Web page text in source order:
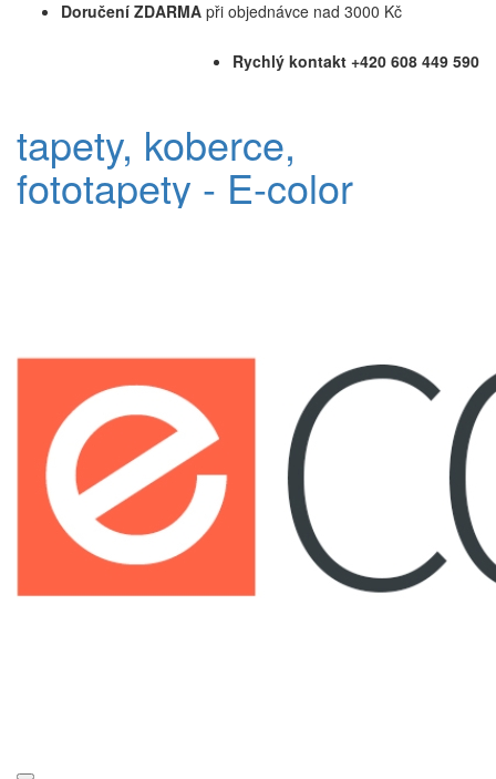
Doručení ZDARMA při objednávce nad 3000 Kč
Rychlý kontakt +420 608 449 590
tapety, koberce,
fototapety - E-color